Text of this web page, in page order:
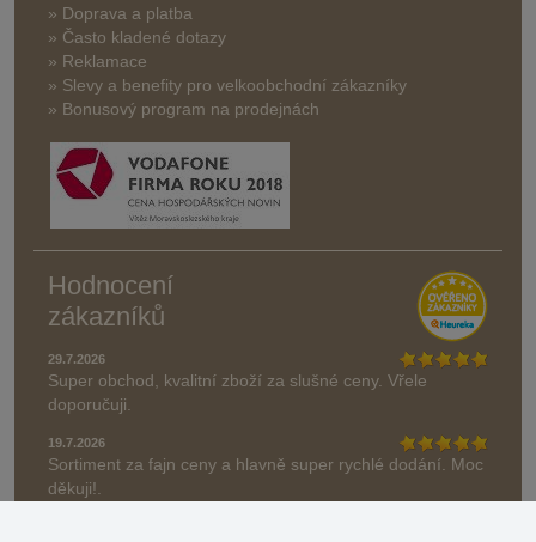
» Doprava a platba
» Často kladené dotazy
» Reklamace
» Slevy a benefity pro velkoobchodní zákazníky
» Bonusový program na prodejnách
Hodnocení
zákazníků
29.7.2026
Super obchod, kvalitní zboží za slušné ceny. Vřele
doporučuji.
19.7.2026
Sortiment za fajn ceny a hlavně super rychlé dodání. Moc
děkuji!.